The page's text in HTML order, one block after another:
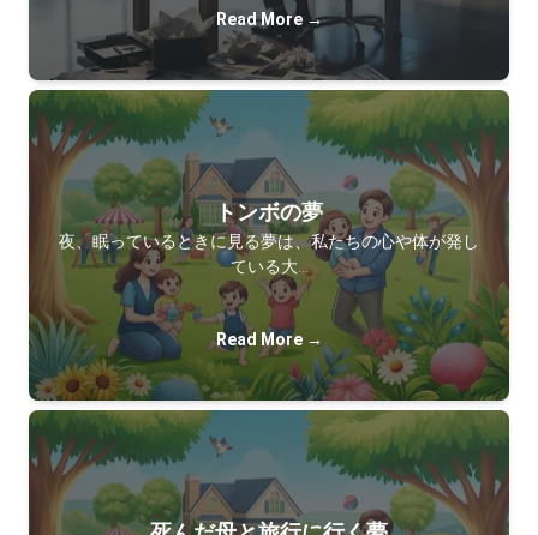
Read More →
トンボの夢
夜、眠っているときに見る夢は、私たちの心や体が発し
ている大…
Read More →